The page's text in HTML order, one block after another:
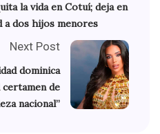
la vida en Cotuí; deja en
a dos hijos menores
Next Post
dominica
certamen de
nacional”